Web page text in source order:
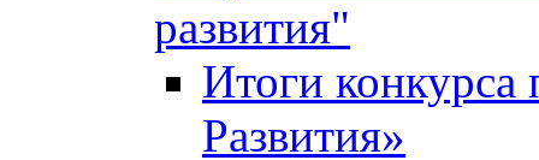
развития"
Итоги конкурса
Развития»